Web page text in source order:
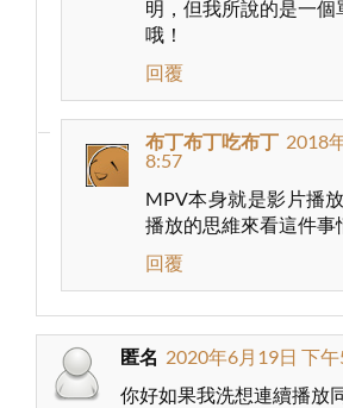
明，但我所說的是一個
哦！
回覆
布丁布丁吃布丁 2018
8:57
MPV本身就是影片播
播放的思維來看這件事
回覆
匿名 2020年6月19日 下
你好如果我洗想連續播放